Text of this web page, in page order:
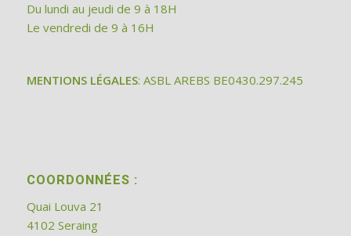
Du lundi au jeudi de 9 à 18H
Le vendredi de 9 à 16H
MENTIONS LÉGALES: ASBL AREBS BE0430.297.245
COORDONNÉES :
Quai Louva 21
4102 Seraing